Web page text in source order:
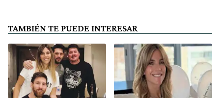
TAMBIÉN TE PUEDE INTERESAR